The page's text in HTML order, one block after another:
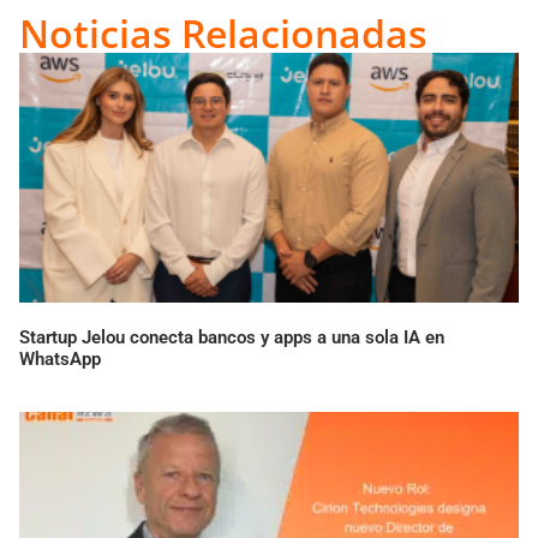
Link
Noticias Relacionadas
Startup Jelou conecta bancos y apps a una sola IA en
WhatsApp